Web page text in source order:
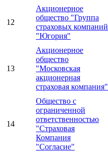
12
Акционерное
общество "Группа
страховых компаний
"Югория"
13
Акционерное
общество
"Московская
акционерная
страховая компания"
14
Общество с
ограниченной
ответственностью
"Страховая
Компания
"Согласие"